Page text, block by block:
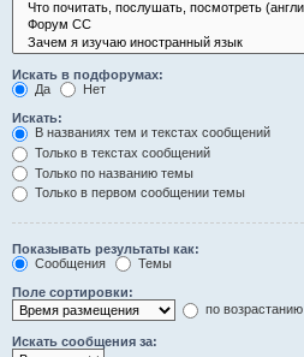
Искать в подфорумах:
Да
Нет
Искать:
В названиях тем и текстах сообщений
Только в текстах сообщений
Только по названию темы
Только в первом сообщении темы
Показывать результаты как:
Сообщения
Темы
Поле сортировки:
по возрастанию
Искать сообщения за: